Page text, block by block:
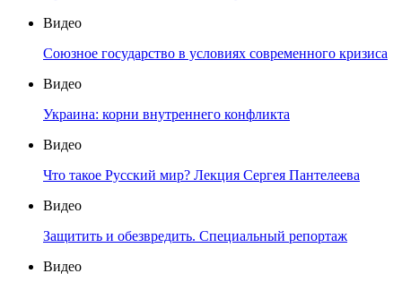
Видео
Союзное государство в условиях современного кризиса
Видео
Украина: корни внутреннего конфликта
Видео
Что такое Русский мир? Лекция Сергея Пантелеева
Видео
Защитить и обезвредить. Специальный репортаж
Видео